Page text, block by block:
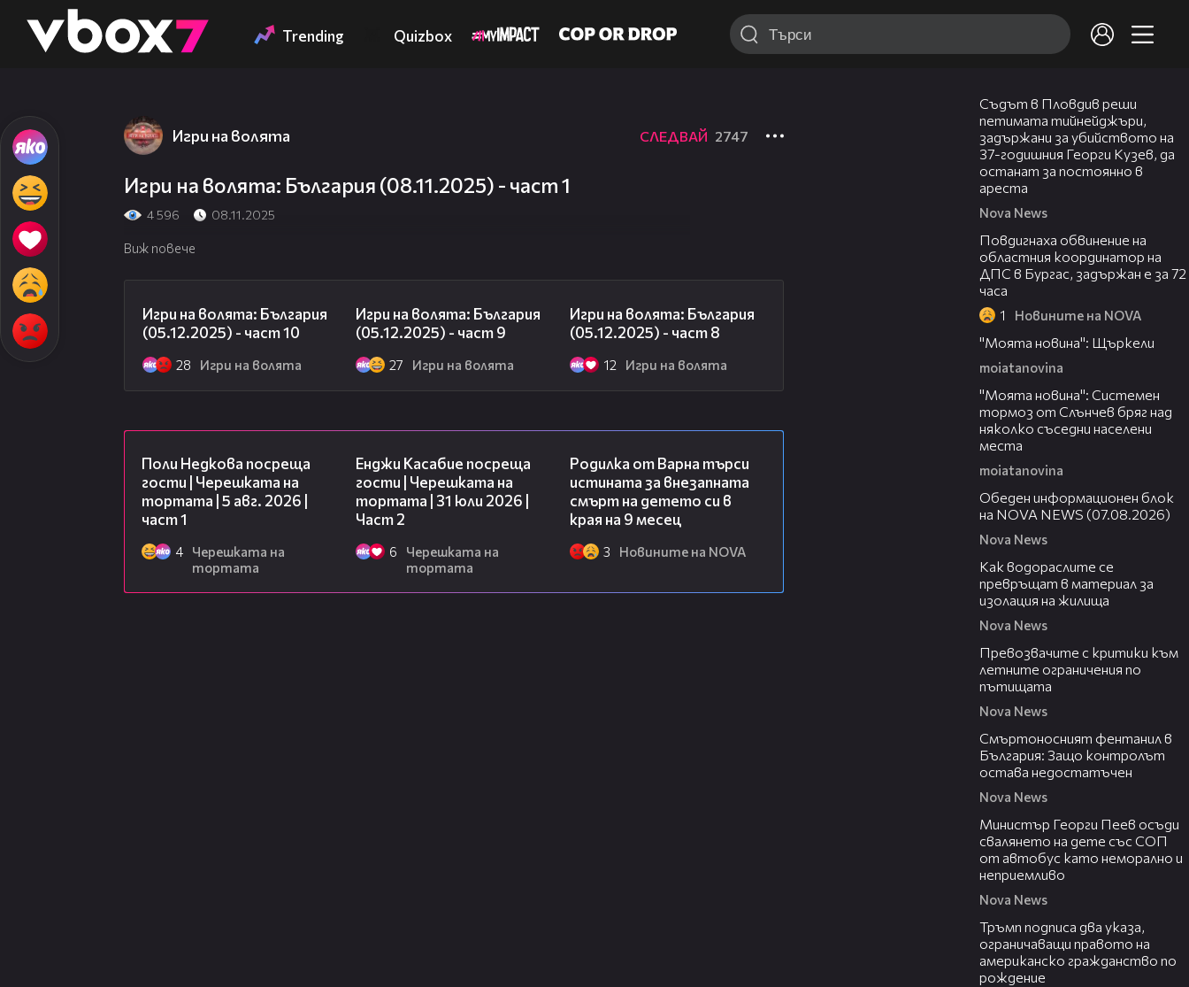
👾 Trending Quizbox
Игри на волята СЛЕДВАЙ 2747
Игри на волята: България (08.11.2025) - част 1
4 596 08.11.2025
Виж повече
Игри на волята: България
(05.12.2025) - част 10
28 Игри на волята
Игри на волята: България
(05.12.2025) - част 9
27 Игри на волята
Игри на волята: България
(05.12.2025) - част 8
12 Игри на волята
Поли Недкова посреща
гости | Черешката на
тортата | 5 авг. 2026 |
част 1
4
Черешката на
тортата
Енджи Касабие посреща
гости | Черешката на
тортата | 31 юли 2026 |
Част 2
6
Черешката на
тортата
Родилка от Варна търси
истината за внезапната
смърт на детето си в
края на 9 месец
3 Новините на NOVA
Съдът в Пловдив реши
петимата тийнейджъри,
задържани за убийството на
37-годишния Георги Кузев, да
останат за постоянно в
ареста
Nova News
Повдигнаха обвинение на
областния координатор на
ДПС в Бургас, задържан е за 72
часа
1 Новините на NOVA
"Моята новина": Щъркели
moiatanovina
"Моята новина": Системен
тормоз от Слънчев бряг над
няколко съседни населени
места
moiatanovina
Обеден информационен блок
на NOVA NEWS (07.08.2026)
Nova News
Как водораслите се
превръщат в материал за
изолация на жилища
Nova News
Превозвачите с критики към
летните ограничения по
пътищата
Nova News
Смъртоносният фентанил в
България: Защо контролът
остава недостатъчен
Nova News
Министър Георги Пеев осъди
свалянето на дете със СОП
от автобус като неморално и
неприемливо
Nova News
Тръмп подписа два указа,
ограничаващи правото на
американско гражданство по
рождение